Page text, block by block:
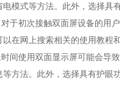
模式等方法。此外，选择具
初次接触双面屏设备的用户
在网上搜索相关的使用教程
使用双面显示屏可能会导致
方法。此外，选择具有护眼